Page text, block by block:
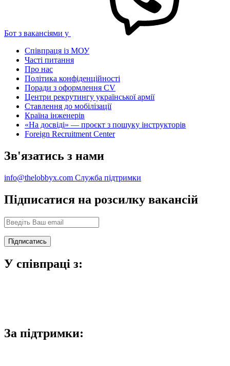
Бот з вакансіями у
Співпраця із МОУ
Часті питання
Про нас
Політика конфіденційності
Поради з оформлення CV
Центри рекрутингу української армії
Ставлення до мобілізації
Країна інженерів
«На досвіді» — проєкт з пошуку інструкторів
Foreign Recruitment Center
Зв'язатись з нами
info@thelobbyx.com Служба підтримки
Підписатися на розсилку вакансій
У співпраці з:
За підтримки: